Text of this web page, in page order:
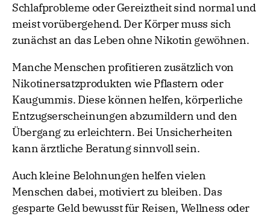
Schlafprobleme oder Gereiztheit sind normal und
meist vorübergehend. Der Körper muss sich
zunächst an das Leben ohne Nikotin gewöhnen.
Manche Menschen profitieren zusätzlich von
Nikotinersatzprodukten wie Pflastern oder
Kaugummis. Diese können helfen, körperliche
Entzugserscheinungen abzumildern und den
Übergang zu erleichtern. Bei Unsicherheiten
kann ärztliche Beratung sinnvoll sein.
Auch kleine Belohnungen helfen vielen
Menschen dabei, motiviert zu bleiben. Das
gesparte Geld bewusst für Reisen, Wellness oder